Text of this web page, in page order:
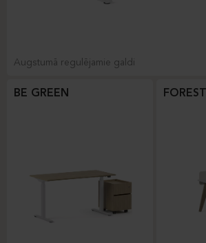
Augstumā regulējamie galdi
BE GREEN FOREST